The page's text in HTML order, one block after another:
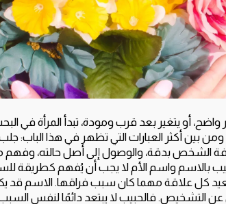
واضح، أو يتغير بعد قرب ومودة، تبدأ المرأة
بين أكثر العبارات التي تظهر في هذا الباب:
الشخص بدقة، والوصول إلى أصل حالته، وفهم
بالاسم واسم الأم لا يجب أن يُفهم كطريقة
كل علاقة مهما كان سبب فراقها. الاسم قد
عن التشخيص. فالحبيب لا يبتعد دائمًا لنفس